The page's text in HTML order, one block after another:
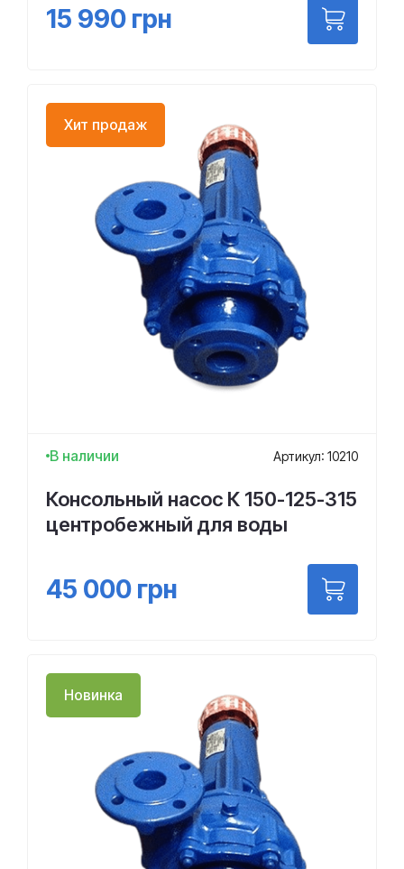
15 990 грн
Хит продаж
В наличии Артикул: 10210
Консольный насос К 150-125-315
центробежный для воды
45 000 грн
Новинка